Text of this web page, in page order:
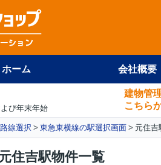
ホーム 会社概要
び年末年始
建物管
こちら
路線選択 東急東横線の駅選択画面 元住吉
住吉駅物件一覧